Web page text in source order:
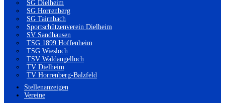
SG Dielheim
SG Horrenberg
SG Tairnbach
Sportschützenverein Dielheim
SV Sandhausen
TSG 1899 Hoffenheim
TSG Wiesloch
TSV Waldangelloch
TV Dielheim
TV Horrenberg-Balzfeld
Stellenanzeigen
Vereine